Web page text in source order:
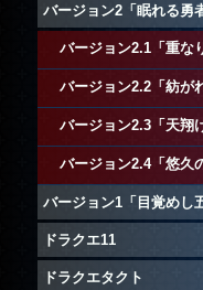
バージョン2「眠れる勇
バージョン2.1「重な
バージョン2.2「紡が
バージョン2.3「天翔
バージョン2.4「悠久
バージョン1「目覚めし
ドラクエ11
ドラクエタクト